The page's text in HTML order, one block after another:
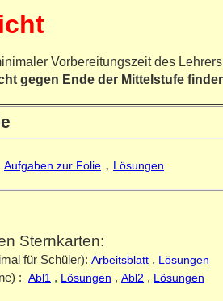
Vorbereitungszeit des
gegen Ende der Mittelstufe
Aufgaben zur Folie , Lösungen
Sternkarten:
für Schüler): Arbeitsblatt , Lösungen
: Abl1 , Lösungen , Abl2 , Lösungen